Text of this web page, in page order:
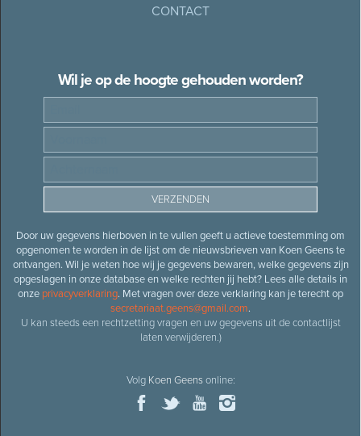
CONTACT
Wil je op de hoogte gehouden worden?
Door uw gegevens hierboven in te vullen geeft u actieve toestemming om
opgenomen te worden in de lijst om de nieuwsbrieven van Koen Geens te
ontvangen. Wil je weten hoe wij je gegevens bewaren, welke gegevens zijn
opgeslagen in onze database en welke rechten jij hebt? Lees alle details in
onze privacyverklaring. Met vragen over deze verklaring kan je terecht op
secretariaat.geens@gmail.com.
U kan steeds een rechtzetting vragen en uw gegevens uit de contactlijst
laten verwijderen.)
Volg Koen Geensonline: